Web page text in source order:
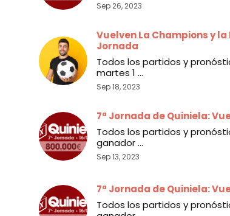
Sep 26, 2023
Vuelven La Champions y
Jornada
Todos los partidos y
martes 1 ...
Sep 18, 2023
7ª Jornada de Quiniela:
Todos los partidos y
ganador ...
Sep 13, 2023
7ª Jornada de Quiniela:
Todos los partidos y